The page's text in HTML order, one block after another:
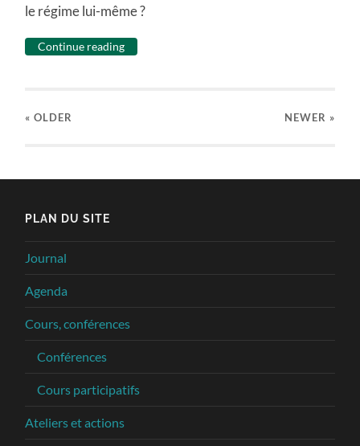
le régime lui-même ?
Continue reading
« OLDER NEWER »
PLAN DU SITE
Journal
Agenda
Cours, conférences
Conférences
Cours participatifs
Ateliers et actions